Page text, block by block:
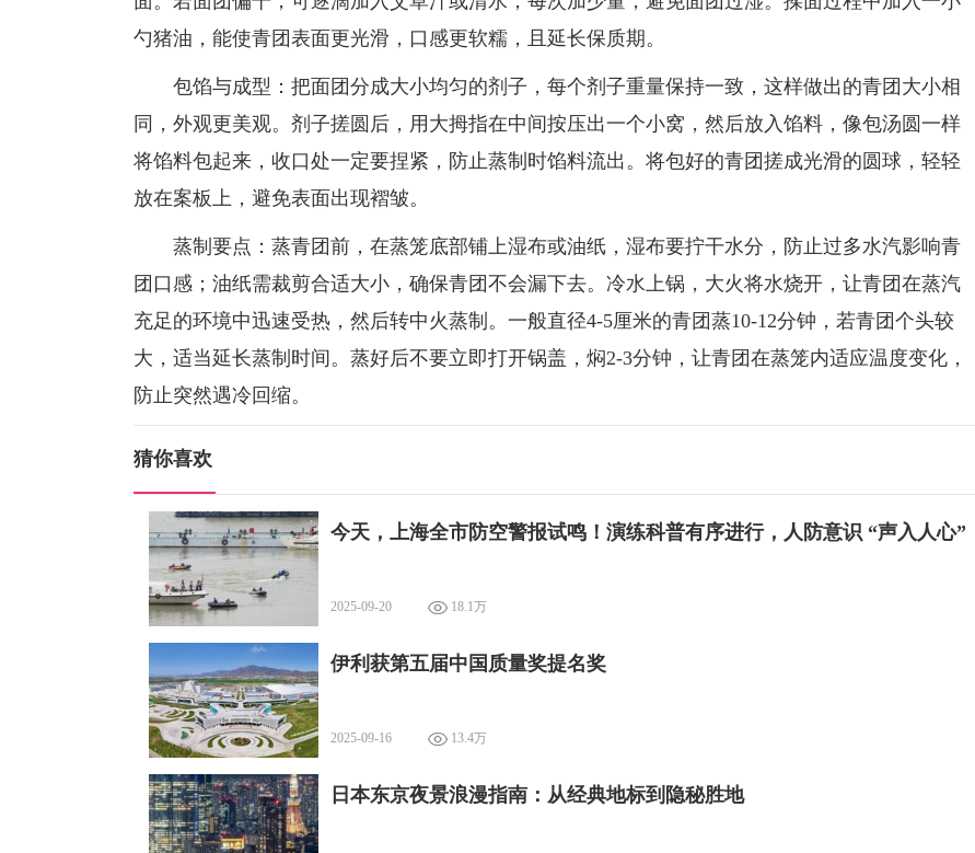
勺猪油，能使青团表面更光滑，口感更软糯，且延长保质期。
包馅与成型：把面团分成大小均匀的剂子，每个剂子重量保持一致，这样做出的青团大小相
同，外观更美观。剂子搓圆后，用大拇指在中间按压出一个小窝，然后放入馅料，像包汤圆一样
将馅料包起来，收口处一定要捏紧，防止蒸制时馅料流出。将包好的青团搓成光滑的圆球，轻轻
放在案板上，避免表面出现褶皱。
蒸制要点：蒸青团前，在蒸笼底部铺上湿布或油纸，湿布要拧干水分，防止过多水汽影响青
团口感；油纸需裁剪合适大小，确保青团不会漏下去。冷水上锅，大火将水烧开，让青团在蒸汽
充足的环境中迅速受热，然后转中火蒸制。一般直径4-5厘米的青团蒸10-12分钟，若青团个头较
大，适当延长蒸制时间。蒸好后不要立即打开锅盖，焖2-3分钟，让青团在蒸笼内适应温度变化，
防止突然遇冷回缩。
猜你喜欢
今天，上海全市防空警报试鸣！演练科普有序进行，人防意识 “声入人心”
2025-09-20 18.1万
伊利获第五届中国质量奖提名奖
2025-09-16 13.4万
日本东京夜景浪漫指南：从经典地标到隐秘胜地